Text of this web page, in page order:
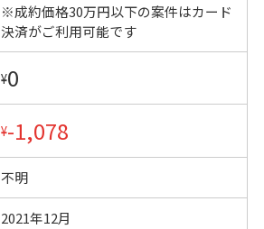
※成約価格30万円以下の案件はカード
決済がご利用可能です
¥0
¥-1,078
不明
2021年12月